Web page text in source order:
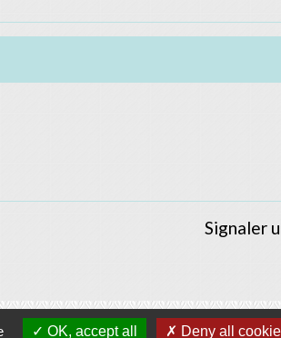
Signaler
OK, accept all Deny all